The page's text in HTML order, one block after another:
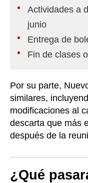
Actividades a
junio
Entrega de
Fin de clases
Por su parte,
similares,
modificaciones al
descarta que más
después de la
¿Qué